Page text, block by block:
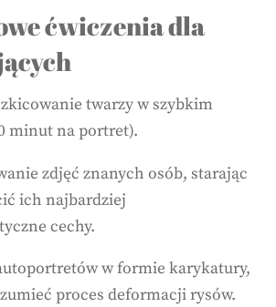
ćwiczenia dla
twarzy w szybkim
minut na portret).
zdjęć znanych osób, starając
ich najbardziej
cechy.
w formie karykatury,
proces deformacji rysów.